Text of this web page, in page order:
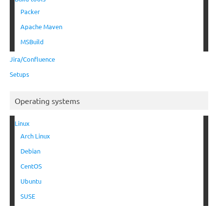
Packer
Apache Maven
MSBuild
Jira/Confluence
Setups
Operating systems
Linux
Arch Linux
Debian
CentOS
Ubuntu
SUSE